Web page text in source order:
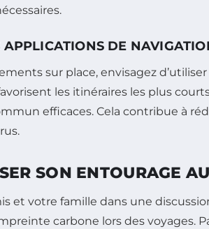
APPLICATIONS DE
sur place, envisagez
les itinéraires les plus
efficaces. Cela contribue à
SON ENTOURAGE
et votre famille dans une
carbone lors des voyages.